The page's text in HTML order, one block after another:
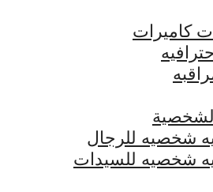
كاميرات
الشخصية
شخصيه للرجال
شخصيه للسيدات